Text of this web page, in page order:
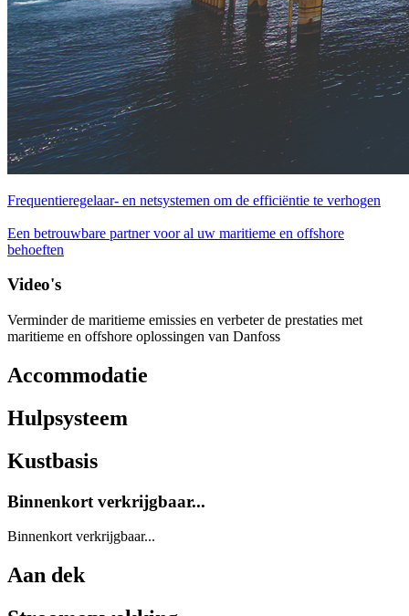
Frequentieregelaar- en netsystemen om de efficiëntie te verhogen
Een betrouwbare partner voor al uw maritieme en offshore
behoeften
Video's
Verminder de maritieme emissies en verbeter de prestaties met
maritieme en offshore oplossingen van Danfoss
Accommodatie
Hulpsysteem
Kustbasis
Binnenkort verkrijgbaar...
Binnenkort verkrijgbaar...
Aan dek